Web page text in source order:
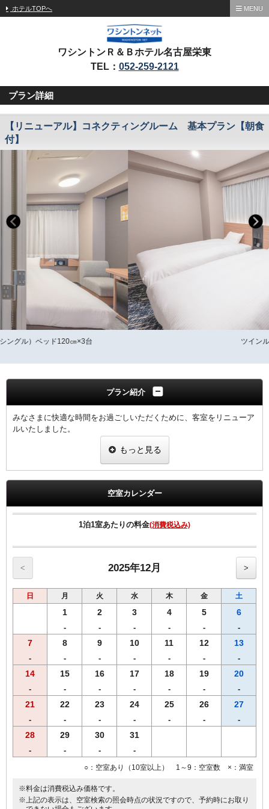
ホテルTOPへ MENU
ワシントンＲ＆Ｂホテル名古屋栄東
TEL： 052-259-2121
プラン詳細
【リニューアル】コネクティングルーム 基本プラン【朝食
付】
プラン紹介
みなさまに快適な時間をお過ごしいただくために、客室をリニューア
ルいたしました。
（コネクティングルームとは？）
・2つのお部屋が室内の扉でつながったお部屋（室内を行き来できま
・ベッド、トイレ、ユニットバスがそれぞれのお部屋にあるため、
朝の身支度の際は、順番待ちをせずにスムーズにご利用いただけま
す。 友人同士、グループ旅行にも便利で快適にお過ごしいただけま
～コネクティングルーム（ツイン+シングル）ベッド120㎝×3台～
＝22.5平米のツインルームと11平米のシングルルームが室内の扉でつ
ながったお部屋
■バスルームとトイレが別々の使い勝手の良い客室
ー］」マットレスを導入
■ウルトラファインバブルで保温・保湿作用を生み出す「ボリーナ」
シャワーヘッドを採用
■全客室に４０型スマートテレビを導入（各種動画配信サービスが利
（YouTube・Amazon Prime・Netflix等**一部ご自身のアカウントが必
要**）
無料
------------------------------------------------------
ます。
【ワシントンＲ＆Ｂホテル朝食メニュー（AM6：30-AM9：30）】
もっと見る
空室カレンダー
1泊1室あたりの料金(消費税込み)
< 2025年12月 >
日 月 火 水 木 金 土
1
-
2
-
3
-
4
-
5
-
6
-
7
-
8
-
9
-
10
-
11
-
12
-
13
-
14
-
15
-
16
-
17
-
18
-
19
-
20
-
21
-
22
-
23
-
24
-
25
-
26
-
27
-
28
-
29
-
30
-
31
-
○：空室あり（10室以上） 1～9：空室数 ×：満室
※料金は消費税込み価格です。
※上記の表示は、空室検索の照会時点の状況ですので、予約時にお取り